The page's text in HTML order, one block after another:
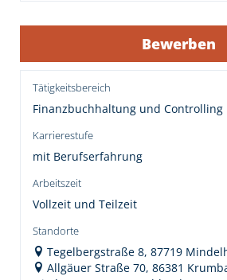
Bewerben
Tätigkeitsbereich
Finanzbuchhaltung und Controlling
Karrierestufe
mit Berufserfahrung
Arbeitszeit
Vollzeit und Teilzeit
Standorte
Tegelbergstraße 8, 87719
Allgäuer Straße 70, 86381